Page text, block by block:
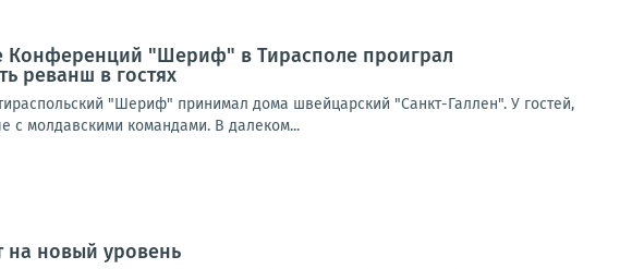
Конференций "Шериф" в Тирасполе проиграл
реванш в гостях
"Шериф" принимал дома швейцарский "Санкт-Галлен". У гостей,
с молдавскими командами. В далеком...
на новый уровень